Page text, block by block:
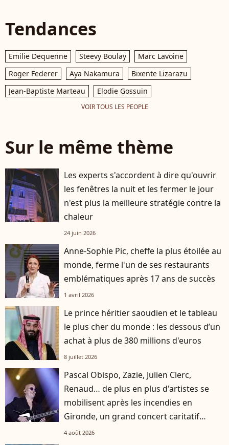
Tendances
Emilie Dequenne Steevy Boulay
Marc Lavoine
Roger Federer
Aya Nakamura
Bixente Lizarazu
Jean-Baptiste Marteau
Elodie Gossuin
VOIR TOUS LES PEOPLE
Sur le même thème
Les experts s'accordent à dire qu'ouvrir
les fenêtres la nuit et les fermer le jour
n'est plus la meilleure stratégie contre la
chaleur
24 juin 2026
Anne-Sophie Pic, cheffe la plus étoilée au
monde, ferme l'un de ses restaurants
emblématiques après 17 ans de succès
1 avril 2026
Le prince héritier saoudien et le tableau
le plus cher du monde : les dessous d’un
achat à plus de 380 millions d'euros
8 juillet 2026
Pascal Obispo, Zazie, Julien Clerc,
Renaud… de plus en plus d'artistes se
mobilisent après les incendies en
Gironde, un grand concert caritatif
annoncé
4 août 2026